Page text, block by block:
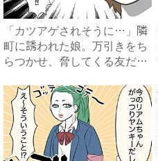
「カツアゲされそうに…」隣
町に誘われた娘。万引きをち
らつかせ、脅してくる友だち